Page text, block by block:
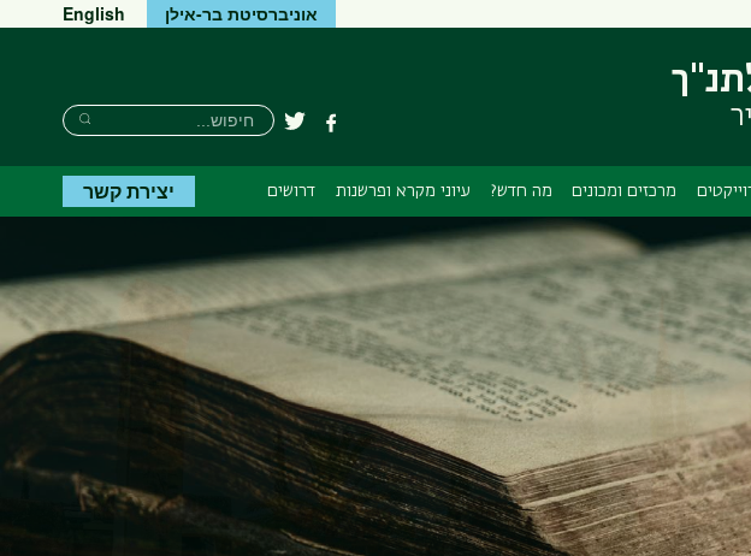
אוניברסיטת בר-אילן English
פייסבוקטוויטר
חיפוש
חיפוש
חיפוש
מרכזים ומכונים מה חדש? עיוני מקרא ופרשנות דרושים יצירת קשר